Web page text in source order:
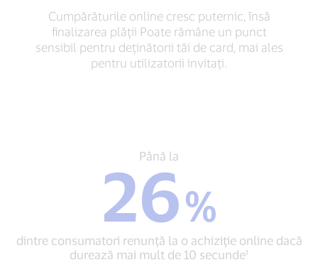
Cumpărăturile online cresc puternic, însă
finalizarea plății Poate rămâne un punct
sensibil pentru deținătorii tăi de card, mai ales
pentru utilizatorii invitați.
Până
la
26
%
dintre
consumatori
renunță
la
Până la
26%
dintre consumatori renunță la o achiziție online dacă
durează mai mult de 10 secunde¹